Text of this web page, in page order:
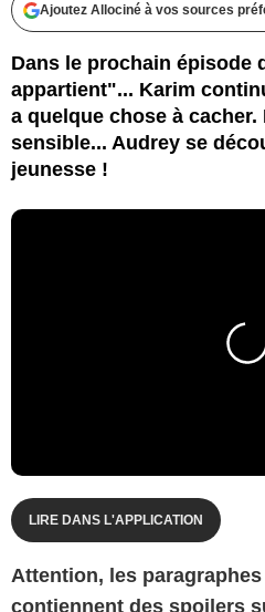
Ajoutez Allociné à vos sources
Dans le prochain épisode
appartient"... Karim
a quelque chose à
sensible... Audrey se
jeunesse !
LIRE DANS L'APPLICATION
Attention, les
contiennent des spoilers